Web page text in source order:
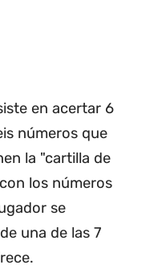
en acertar 6
números que
la "cartilla de
los números
se
una de las 7